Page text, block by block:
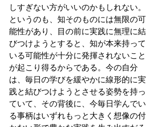
しすぎない方がいいのかもしれない。
というのも、知そのものには無限の可
能性があり、目の前に実践に無理に結
びつけようとすると、知が本来持って
いる可能性が十分に発揮されないこと
が起こり得るからである。今の自分
は、毎日の学びを緩やかに線形的に実
践と結びつけようとさせる姿勢を持っ
ていて、その背後に、今毎日学んでい
る事柄はいずれもっと大きく想像の付